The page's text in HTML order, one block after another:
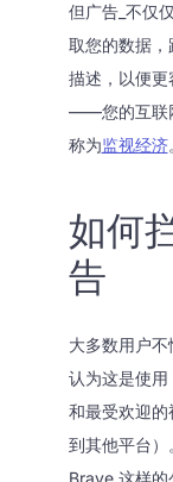
但广告_不仅
取您的数据
描述，以便更
——您的互联
称为监视经济。
如何
告
大多数用户不
认为这是使
和最受欢迎
到其他平台
Brave 这样的